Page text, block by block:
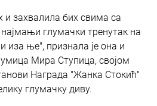
и захвалила бих свима са
глумачки тренутак на
иза ње", признала је она и
Мира Ступица, својом
Награда "Жанка Стокић"
глумачку диву.